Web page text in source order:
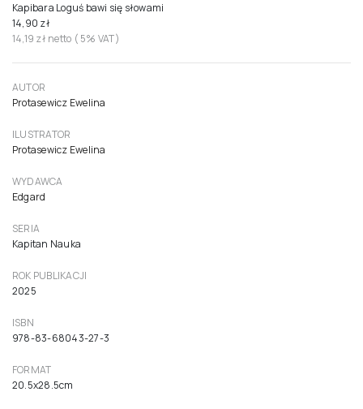
Kapibara Loguś bawi się słowami
14,90 zł
14,19 zł netto ( 5% VAT)
AUTOR
Protasewicz Ewelina
ILUSTRATOR
Protasewicz Ewelina
WYDAWCA
Edgard
SERIA
Kapitan Nauka
ROK PUBLIKACJI
2025
ISBN
978-83-68043-27-3
FORMAT
20.5x28.5cm